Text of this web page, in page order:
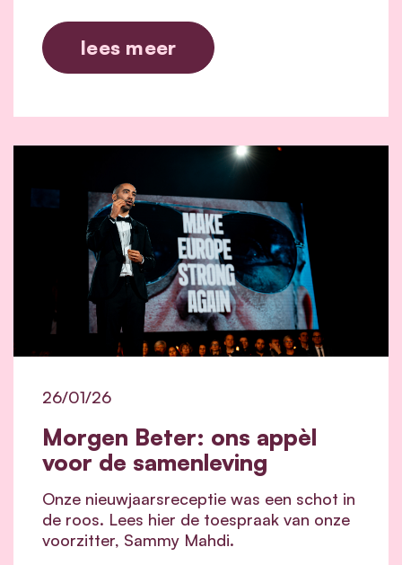
lees meer
Morgen Beter: ons appèl
voor de samenleving
26/01/26
Onze nieuwjaarsreceptie was een schot in
de roos. Lees hier de toespraak van onze
voorzitter, Sammy Mahdi.